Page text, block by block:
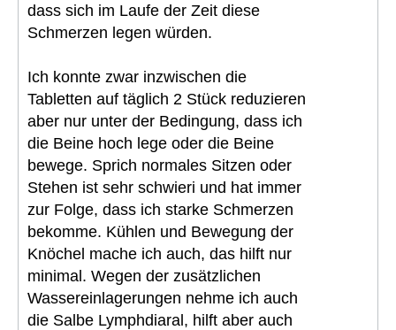
dass sich im Laufe der Zeit diese
Schmerzen legen würden.
Ich konnte zwar inzwischen die
Tabletten auf täglich 2 Stück reduzieren
aber nur unter der Bedingung, dass ich
die Beine hoch lege oder die Beine
bewege. Sprich normales Sitzen oder
Stehen ist sehr schwieri und hat immer
zur Folge, dass ich starke Schmerzen
bekomme. Kühlen und Bewegung der
Knöchel mache ich auch, das hilft nur
minimal. Wegen der zusätzlichen
Wassereinlagerungen nehme ich auch
die Salbe Lymphdiaral, hilft aber auch